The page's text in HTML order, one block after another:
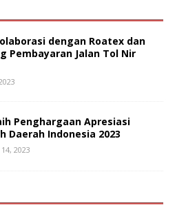
dengan Roatex dan
Pembayaran Jalan Tol Nir
Penghargaan Apresiasi
Daerah Indonesia 2023
2023